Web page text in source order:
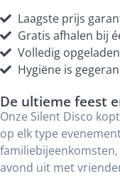
Laagste prijs
Gratis afhalen bij
Volledig
Hygiëne is
De ultieme feest
Onze Silent Disco
op elk type
avond uit met